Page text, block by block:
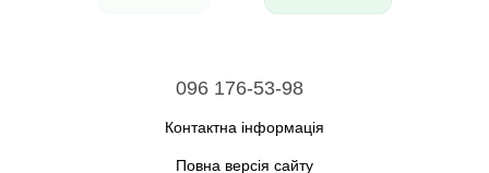
096 176-53-98
Контактна інформація
Повна версія сайту